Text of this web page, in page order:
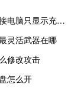
三星手机连接电脑只显示充电（三星手机连接电脑）
灵活武器在哪
修改攻击
怎么开